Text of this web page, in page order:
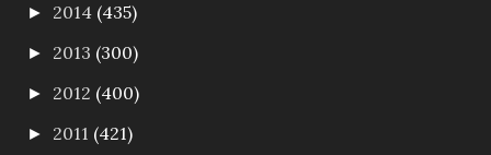
► 2014 (435)
► 2013 (300)
► 2012 (400)
► 2011 (421)